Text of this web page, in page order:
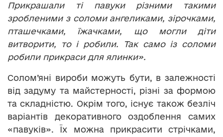
Прикрашали ті павуки різними такими
зробленими з соломи ангеликами, зірочками,
пташечками, їжачками, що могли діти
витворити,
то і робили. Так само із соломи
робили прикраси для ялинки».
Солом’яні вироби можуть бути, в залежності
від задуму та майстерності, різні за формою
та складністю. Окрім того, існує також безліч
варіантів декоративного оздоблення самих
«павуків». Їх можна прикрасити стрічками,